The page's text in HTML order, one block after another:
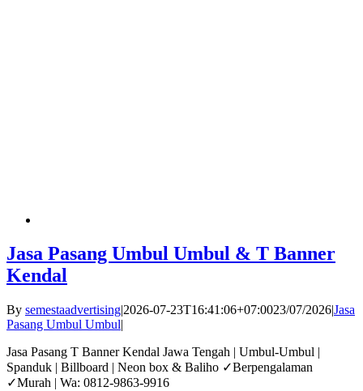
Jasa Pasang Umbul Umbul & T Banner
Kendal
By semestaadvertising|2026-07-23T16:41:06+07:0023/07/2026|Jasa
Pasang Umbul Umbul|
Jasa Pasang T Banner Kendal Jawa Tengah | Umbul-Umbul |
Spanduk | Billboard | Neon box & Baliho ✓Berpengalaman
✓Murah | Wa: 0812-9863-9916